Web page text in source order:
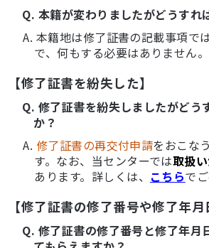
Q. 本籍が変わりましたがどうすれ
A. 本籍地は修了証書の記載事項で
で、何もする必要はありません。
【修了証書を紛失した】
Q. 修了証書を紛失しましたがどう
か？
A. 修了証書の再交付申請をおこな
す。なお、当センターでは取扱
あります。詳しくは、 こちらで
【修了証書の修了番号や修了年月
Q. 修了証書の修了番号と修了年月